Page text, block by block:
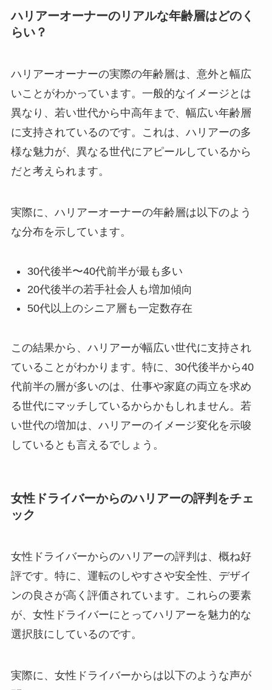
ハリアーオーナーのリアルな年齢層はどのく
らい？
ハリアーオーナーの実際の年齢層は、意外と幅広
いことがわかっています。一般的なイメージとは
異なり、若い世代から中高年まで、幅広い年齢層
に支持されているのです。これは、ハリアーの多
様な魅力が、異なる世代にアピールしているから
だと考えられます。
実際に、ハリアーオーナーの年齢層は以下のよう
な分布を示しています。
30代後半〜40代前半が最も多い
20代後半の若手社会人も増加傾向
50代以上のシニア層も一定数存在
この結果から、ハリアーが幅広い世代に支持され
ていることがわかります。特に、30代後半から40
代前半の層が多いのは、仕事や家庭の両立を求め
る世代にマッチしているからかもしれません。若
い世代の増加は、ハリアーのイメージ変化を示唆
しているとも言えるでしょう。
女性ドライバーからのハリアーの評判をチェ
ック
女性ドライバーからのハリアーの評判は、概ね好
評です。特に、運転のしやすさや安全性、デザイ
ンの良さが高く評価されています。これらの要素
が、女性ドライバーにとってハリアーを魅力的な
選択肢にしているのです。
実際に、女性ドライバーからは以下のような声が